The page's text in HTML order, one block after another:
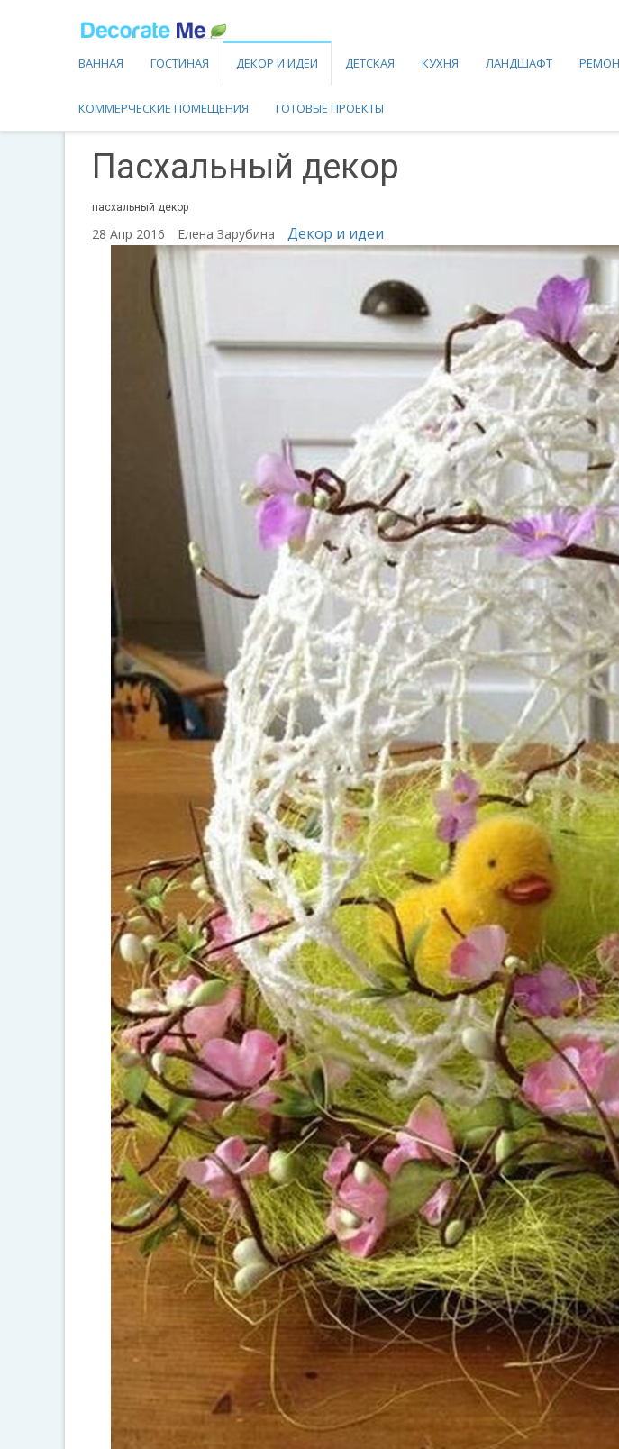
ВАННАЯ ГОСТИНАЯ ДЕКОР И ИДЕИ ДЕТСКАЯ КУХНЯ ЛАНДШАФТ
КОММЕРЧЕСКИЕ ПОМЕЩЕНИЯ ГОТОВЫЕ ПРОЕКТЫ
Пасхальный декор
пасхальный декор
28 Апр 2016 Елена Зарубина Декор и идеи